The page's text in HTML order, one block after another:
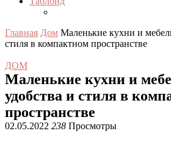
Главная Дом Маленькие кухни и
стиля в компактном пространстве
ДОМ
Маленькие кухни и
удобства и стиля в
пространстве
02.05.2022 238 Просмотры